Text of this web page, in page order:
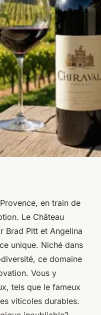
de château
de lecture
en train de
Le Château
Brad Pitt et Angelina
unique. Niché dans
ce domaine
Vous y
tels que le fameux
viticoles durables.